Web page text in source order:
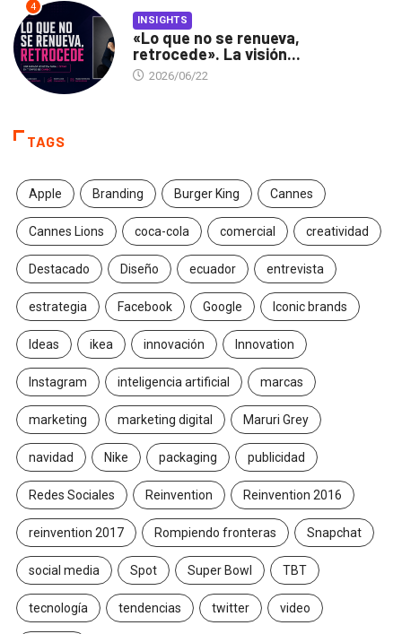
4
INSIGHTS
«Lo que no se renueva,
retrocede». La visión...
2026/06/22
TAGS
Apple Branding Burger King Cannes
Cannes Lions coca-cola comercial creatividad
Destacado Diseño ecuador entrevista
estrategia Facebook Google Iconic brands
Ideas ikea innovación Innovation
Instagram inteligencia artificial marcas
marketing marketing digital Maruri Grey
navidad Nike packaging publicidad
Redes Sociales Reinvention Reinvention 2016
reinvention 2017 Rompiendo fronteras Snapchat
social media Spot Super Bowl TBT
tecnología tendencias twitter video